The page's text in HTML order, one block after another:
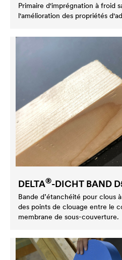
Primaire d'imprégnation à froid
l'amélioration des propriétés
DELTA®-DICHT BAND
Bande d’étanchéité pour clous
des points de clouage entre le
membrane de sous-couverture.